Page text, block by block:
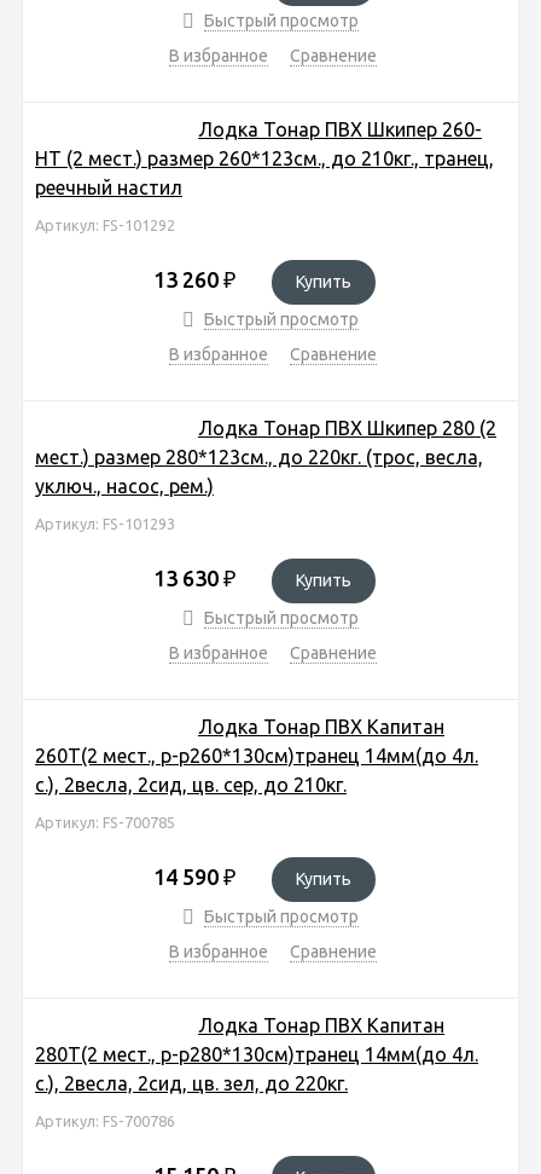
Быстрый просмотр
В избранное
Сравнение
Лодка Тонар ПВХ Шкипер 260-
НТ (2 мест.) размер 260*123см., до 210кг., транец,
реечный настил
Артикул: FS-101292
13 260 ₽
Купить
Быстрый просмотр
В избранное
Сравнение
Лодка Тонар ПВХ Шкипер 280 (2
мест.) размер 280*123см., до 220кг. (трос, весла,
уключ., насос, рем.)
Артикул: FS-101293
13 630 ₽
Купить
Быстрый просмотр
В избранное
Сравнение
Лодка Тонар ПВХ Капитан
260Т(2 мест., р-р260*130см)транец 14мм(до 4л.
с.), 2весла, 2сид, цв. сер, до 210кг.
Артикул: FS-700785
14 590 ₽
Купить
Быстрый просмотр
В избранное
Сравнение
Лодка Тонар ПВХ Капитан
280Т(2 мест., р-р280*130см)транец 14мм(до 4л.
с.), 2весла, 2сид, цв. зел, до 220кг.
Артикул: FS-700786